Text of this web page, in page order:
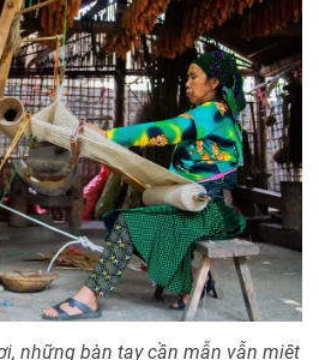
những bàn tay cần mẫn vẫn miệt